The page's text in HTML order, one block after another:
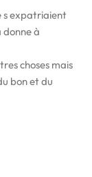
s expatriaient
donne à
choses mais
bon et du